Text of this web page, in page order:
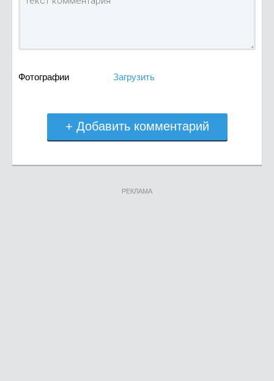
Фотографии Загрузить
+ Добавить комментарий
РЕКЛАМА